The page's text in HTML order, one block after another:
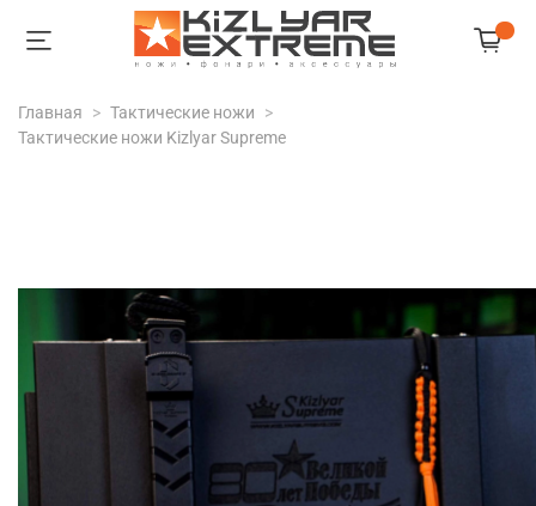
Главная
Тактические ножи
Тактические ножи Kizlyar Supreme